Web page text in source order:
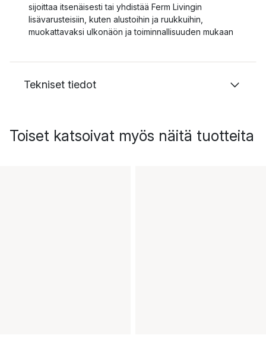
sijoittaa itsenäisesti tai yhdistää Ferm Livingin
lisävarusteisiin, kuten alustoihin ja ruukkuihin,
muokattavaksi ulkonäön ja toiminnallisuuden mukaan
Tekniset tiedot
Toiset katsoivat myös näitä tuotteita